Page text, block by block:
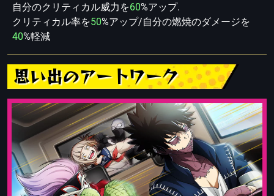
自分のクリティカル威力を60%アップ.
クリティカル率を50%アップ/自分の燃焼のダメージを
40%軽減
思い出のアートワーク